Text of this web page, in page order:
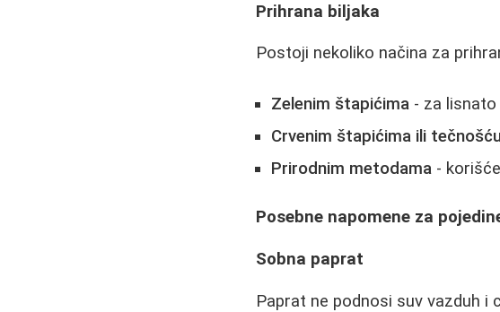
Prihrana biljaka
Postoji nekoliko načina za
Zelenim štapićima - za lisnato
Crvenim štapićima ili
Prirodnim metodama -
Posebne napomene za
Sobna paprat
Paprat ne podnosi suv vazduh i